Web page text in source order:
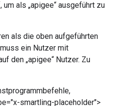
als „apigee“ ausgeführt zu
als die oben aufgeführten
ein Nutzer mit
den „apigee“ Nutzer. Zu
smartling-placeholder">